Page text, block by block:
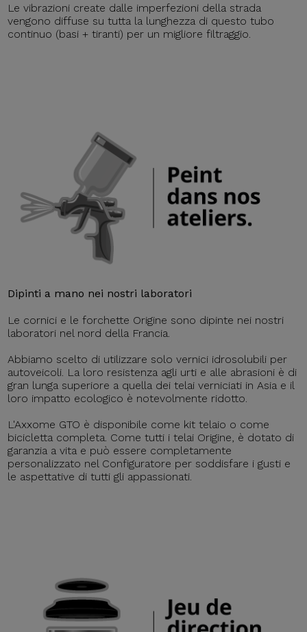
Le vibrazioni create dalle imperfezioni della strada
vengono diffuse su tutta la lunghezza di questo tubo
continuo (basi + tiranti) per un migliore filtraggio.
Dipinti a mano nei nostri laboratori
Le cornici e le forchette Origine sono dipinte nei nostri
laboratori nel nord della Francia.
Abbiamo scelto di utilizzare solo vernici idrosolubili per
autoveicoli. La loro resistenza agli urti e alle abrasioni è di
gran lunga superiore a quella dei telai verniciati in Asia e il
loro impatto ecologico è notevolmente ridotto.
L'Axxome GTO è disponibile come kit telaio o come
bicicletta completa. Come tutti i telai Origine, è dotato di
garanzia a vita e può essere completamente
personalizzato nel Configuratore per soddisfare i gusti e
le aspettative di tutti gli appassionati.